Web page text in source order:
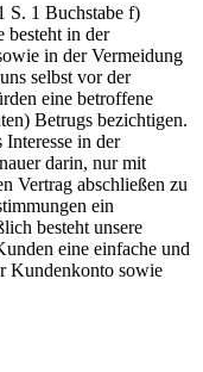
S. 1 Buchstabe f)
besteht in der
in der Vermeidung
selbst vor der
eine betroffene
Betrugs bezichtigen.
Interesse in der
darin, nur mit
Vertrag abschließen zu
ein
besteht unsere
eine einfache und
Kundenkonto sowie